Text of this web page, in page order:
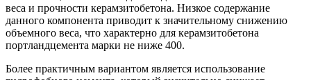
веса и прочности керамзитобетона. Низкое содержание
данного компонента приводит к значительному снижению
объемного веса, что характерно для керамзитобетона
портландцемента марки не ниже 400.
Более практичным вариантом является использование